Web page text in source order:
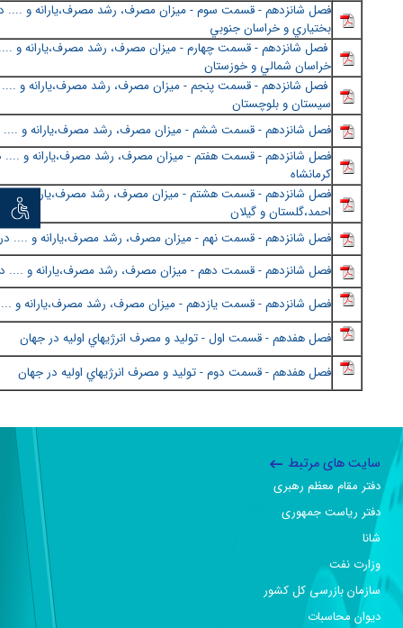
توان
فصل شانزدهم - قسمت سوم - ميزان مصرف، رشد مصرف،يارانه و .... در
بختياري و خراسان جنوبي
فصل شانزدهم - قسمت چهارم - ميزان مصرف، رشد مصرف،يارانه و
خراسان شمالي و خوزستان
فصل شانزدهم - قسمت پنجم - ميزان مصرف، رشد مصرف،يارانه و ....
سيستان و بلوچستان
فصل شانزدهم - قسمت ششم - ميزان مصرف، رشد مصرف،يارانه و ....
فصل شانزدهم - قسمت هفتم - ميزان مصرف، رشد مصرف،يارانه و ....
كرمانشاه
فصل شانزدهم - قسمت هشتم - ميزان مصرف، رشد مصرف،يارانه و .... در
احمد،گلستان و گيلان
فصل شانزدهم - قسمت نهم - ميزان مصرف، رشد مصرف،يارانه و .... در
فصل شانزدهم - قسمت دهم - ميزان مصرف، رشد مصرف،يارانه و .... در
فصل شانزدهم - قسمت يازدهم - ميزان مصرف، رشد مصرف،يارانه و
فصل هفدهم - قسمت اول - توليد و مصرف انرژيهاي اوليه در جهان
فصل هفدهم - قسمت دوم - توليد و مصرف انرژيهاي اوليه در جهان
سایت های مرتبط
دفتر مقام معظم رهبری
دفتر ریاست جمهوری
شانا
وزارت نفت
سازمان بازرسی کل کشور
دیوان محاسبات